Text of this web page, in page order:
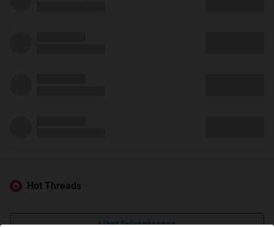
Hot Threads
Lihat Selengkapnya